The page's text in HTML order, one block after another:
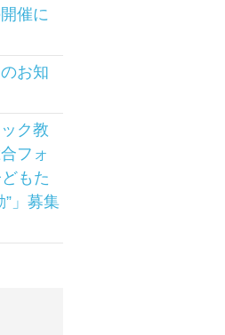
催に
お知
ク教
フォ
もた
”」募集